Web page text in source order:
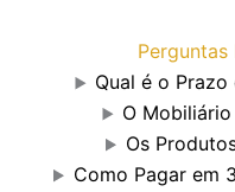
Perguntas
Qual é o
O
Os
Como Pagar em